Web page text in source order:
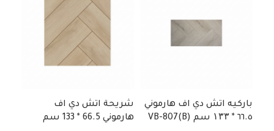
باركيه اتش دي اف هارموني
٦٦.٥ * ۱۳۳ سم VB-807(B)
شريحة اتش دي اف
هارموني 66.5 * 133 سم